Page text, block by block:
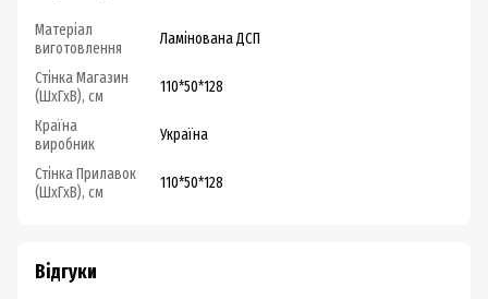
Матеріал
виготовлення
Ламінована ДСП
Стінка Магазин
(ШхГхВ), см
110*50*128
Країна
виробник
Україна
Стінка Прилавок
(ШхГхВ), см
110*50*128
Відгуки